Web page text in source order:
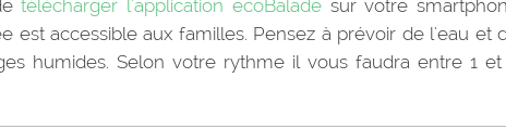
télécharger l'application ecoBaladesur votre
est accessible aux familles. Pensez à prévoir de l'eau et
humides. Selon votre rythme il vous faudra entre 1 et